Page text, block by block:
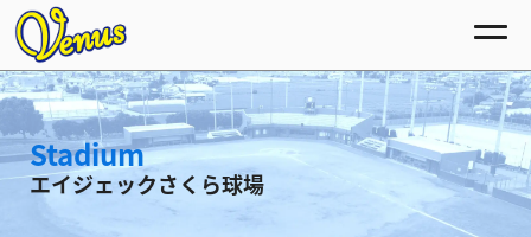
Stadium
エイジェックさくら球場